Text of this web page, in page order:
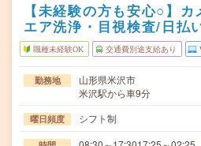
【未経験の方も安心○】カ
エア洗浄・目視検査/日払
職種未経験OK 交通費別途支給あり
勤務地
山形県米沢市
米沢駅から車9分
曜日頻度 シフト制